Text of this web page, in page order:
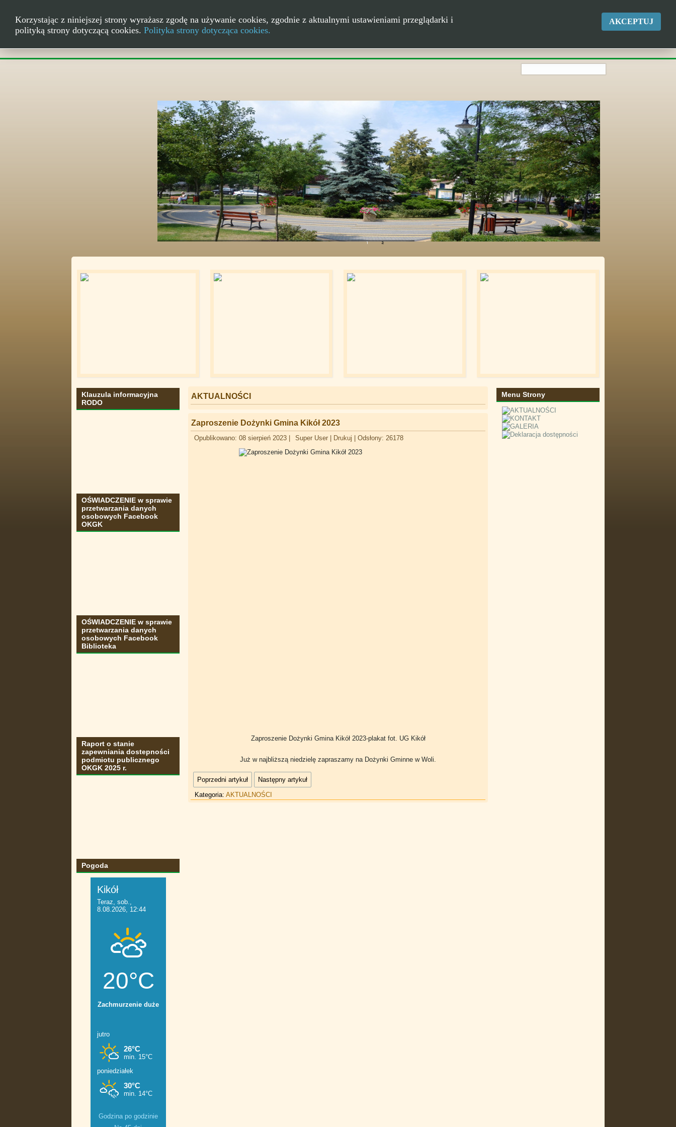
Skwer w centrum Kikoła
Klauzula informacyjna
RODO
OŚWIADCZENIE w sprawie
przetwarzania danych
osobowych Facebook
OKGK
OŚWIADCZENIE w sprawie
przetwarzania danych
osobowych Facebook
Biblioteka
Raport o stanie
zapewniania dostepności
podmiotu publicznego
OKGK 2025 r.
Pogoda
Godzina po godzinie
AKTUALNOŚCI
Zaproszenie Dożynki Gmina Kikół 2023
Opublikowano: 08 sierpień 2023 Super User Drukuj Odsłony: 26178
Zaproszenie Dożynki Gmina Kikół 2023-plakat fot. UG Kikół
Już w najbliższą niedzielę zapraszamy na Dożynki Gminne w Woli.
Poprzedni artykuł
Następny artykuł
Kategoria: AKTUALNOŚCI
Menu Strony
Korzystając z niniejszej strony wyrażasz zgodę na używanie cookies, zgodnie z aktualnymi ustawieniami przeglądarki i
polityką strony dotyczącą cookies. Polityka strony dotycząca cookies.
AKCEPTUJ